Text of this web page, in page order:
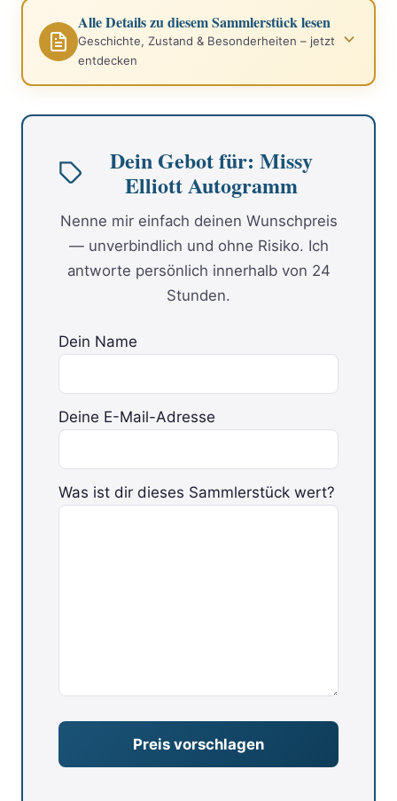
Alle Details zu diesem Sammlerstück lesen
Geschichte, Zustand & Besonderheiten – jetzt
entdecken
Dein Gebot für: Missy
Elliott Autogramm
Nenne mir einfach deinen Wunschpreis
— unverbindlich und ohne Risiko. Ich
antworte persönlich innerhalb von 24
Stunden.
Dein Name
Deine E-Mail-Adresse
Bitte lasse dieses Feld leer.
Was ist dir dieses Sammlerstück wert?